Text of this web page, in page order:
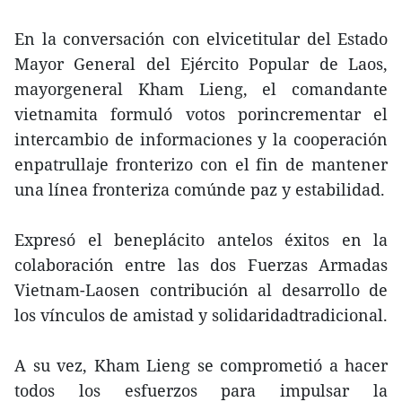
En la conversación con elvicetitular del Estado
Mayor General del Ejército Popular de Laos,
mayorgeneral Kham Lieng, el comandante
vietnamita formuló votos porincrementar el
intercambio de informaciones y la cooperación
enpatrullaje fronterizo con el fin de mantener
una línea fronteriza comúnde paz y estabilidad.
Expresó el beneplácito antelos éxitos en la
colaboración entre las dos Fuerzas Armadas
Vietnam-Laosen contribución al desarrollo de
los vínculos de amistad y solidaridadtradicional.
A su vez, Kham Lieng se comprometió a hacer
todos los esfuerzos para impulsar la